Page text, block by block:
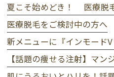
夏こそ始めどき！ 医療脱
医療脱毛をご検討中の方へ
新メニューに『インモード
【話題の痩せる注射】マン